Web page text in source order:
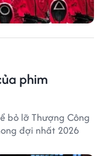
phim
bỏ lỡ Thượng Công
đợi nhất 2026